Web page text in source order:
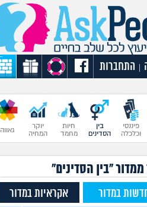
התחברות
פיננסי
וכלכלה
בין
הסדינים
חיות
מחמד
יוקר
המחיה
גאווה
ממדור "בין הסדינים"
במדור אקראיות במדור